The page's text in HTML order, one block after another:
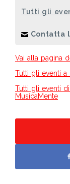
Tutti gli
Contatta
Vai alla pagina
Tutti gli eventi a
Tutti gli eventi
MusicaMente